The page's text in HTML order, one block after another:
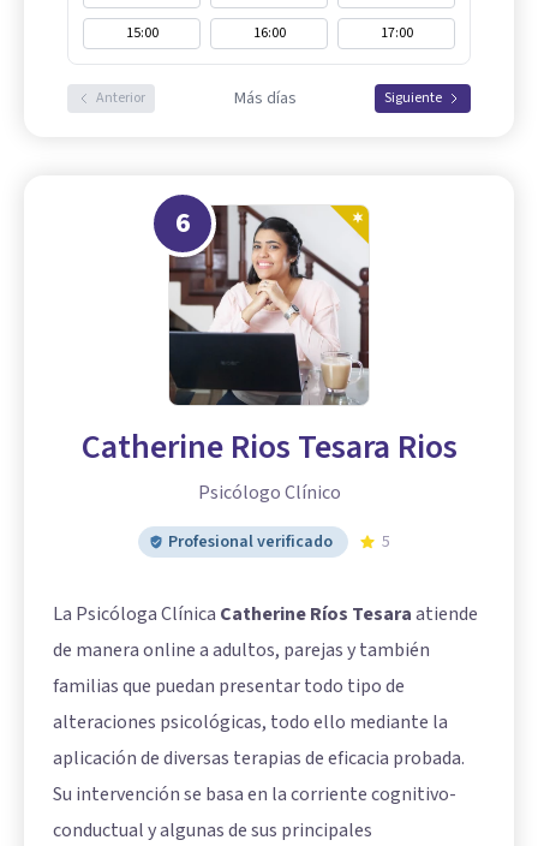
15:00
16:00 17:00
Anterior Más días Siguiente
6
Catherine Rios Tesara Rios
Psicólogo Clínico
Profesional verificado 5
La Psicóloga Clínica Catherine Ríos Tesaraatiende
de manera online a adultos, parejas y también
familias que puedan presentar todo tipo de
alteraciones psicológicas, todo ello mediante la
aplicación de diversas terapias de eficacia probada.
Su intervención se basa en la corriente cognitivo-
conductual y algunas de sus principales